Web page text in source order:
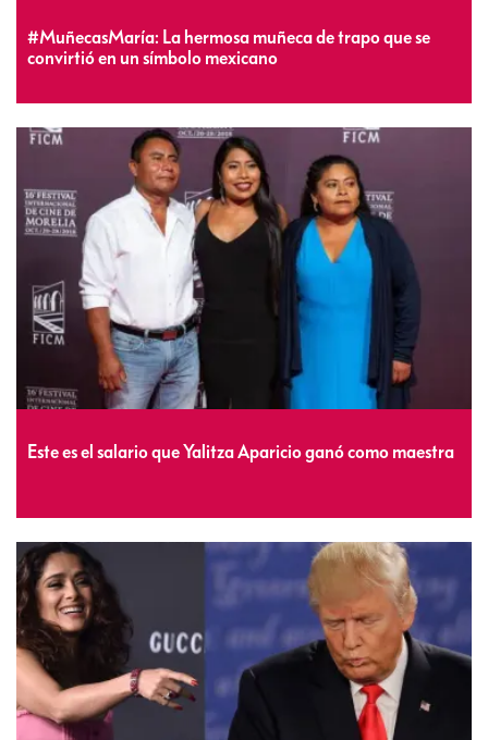
#MuñecasMaría: La hermosa muñeca de trapo que se
convirtió en un símbolo mexicano
Este es el salario que Yalitza Aparicio ganó como maestra